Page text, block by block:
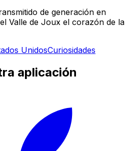
de generación en
Valle de Joux el corazón de la
UnidosCuriosidades
aplicación